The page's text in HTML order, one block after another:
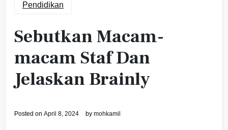
Pendidikan
Sebutkan Macam-
macam Staf Dan
Jelaskan Brainly
Posted on April 8, 2024 by mohkamil